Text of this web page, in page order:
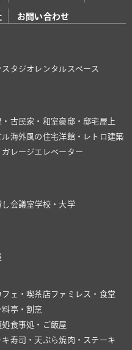
お問い合わせ
スタジオ レンタルスペース
・古民家・和室豪邸・邸宅屋上
ル海外風の住宅洋館・レトロ建築
ガレージ エレベーター
し会議室学校・大学
フェ・喫茶店ファミレス・食堂
料亭・割烹
処食事処・ご飯屋
キ寿司・天ぷら焼肉・ステーキ